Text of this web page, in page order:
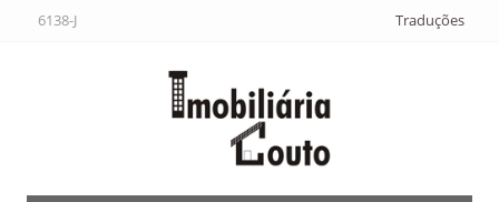
6138-J Traduções